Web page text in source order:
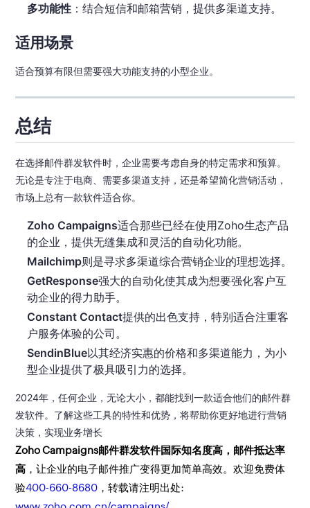
多功能性：结合短信和邮箱营销，提供多渠道支持。
适用场景
适合预算有限但需要强大功能支持的小型企业。
总结
在选择邮件群发软件时，企业需要考虑自身的特定需求和预算。
无论是专注于电商、需要多渠道支持，还是希望简化营销活动，
市场上总有一款软件适合你。
Zoho Campaigns适合那些已经在使用Zoho生态产品
的企业，提供无缝集成和灵活的自动化功能。
Mailchimp则是寻求多渠道综合营销企业的理想选择。
GetResponse强大的自动化使其成为想要强化客户互
动企业的得力助手。
Constant Contact提供的出色支持，特别适合注重客
户服务体验的公司。
SendinBlue以其经济实惠的价格和多渠道能力，为小
型企业提供了极具吸引力的选择。
2024年，任何企业，无论大小，都能找到一款适合他们的邮件群
发软件。了解这些工具的特性和优势，将帮助你更好地进行营销
决策，实现业务增长
Zoho Campaigns邮件群发软件国际知名度高，邮件抵达率
高 ，让企业的电子邮件推广变得更加简单高效。欢迎免费体
验400-660-8680 ，转载请注明出处: